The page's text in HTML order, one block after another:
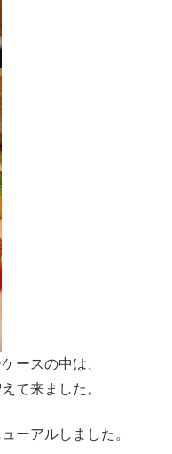
ースの中は、
て来ました。
ーアルしました。